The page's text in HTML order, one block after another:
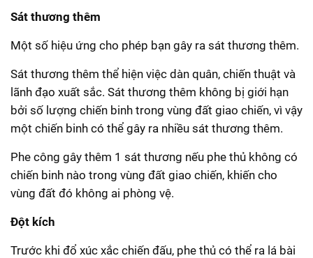
Sát thương thêm
Một số hiệu ứng cho phép bạn gây ra sát thương thêm.
Sát thương thêm thể hiện việc dàn quân, chiến thuật và
lãnh đạo xuất sắc. Sát thương thêm không bị giới hạn
bởi số lượng chiến binh trong vùng đất giao chiến, vì vậy
một chiến binh có thể gây ra nhiều sát thương thêm.
Phe công gây thêm 1 sát thương nếu phe thủ không có
chiến binh nào trong vùng đất giao chiến, khiến cho
vùng đất đó không ai phòng vệ.
Đột kích
Trước khi đổ xúc xắc chiến đấu, phe thủ có thể ra lá bài